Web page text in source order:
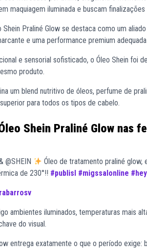
maquiagem iluminada e buscam
Shein Praliné Glow se destaca como um
e uma performance premium
e sensorial sofisticado, o Óleo Shein foi
produto.
um blend nutritivo de óleos, perfume de
para todos os tipos de cabelo.
Shein Praliné Glow nas
@SHEIN
Óleo de tratamento praliné
de 230°!! #publisl #migssalonline
ambientes iluminados, temperaturas mais
do visual.
entrega exatamente o que o período